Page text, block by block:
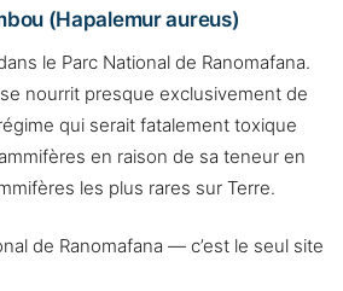
(Hapalemur aureus)
le Parc National de Ranomafana.
nourrit presque exclusivement de
qui serait fatalement toxique
en raison de sa teneur en
les plus rares sur Terre.
de Ranomafana — c’est le seul site